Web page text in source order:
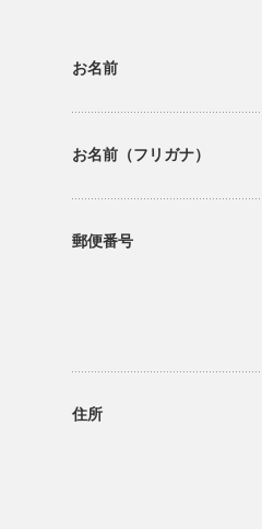
お名前
お名前（フリガナ）
郵便番号
住所